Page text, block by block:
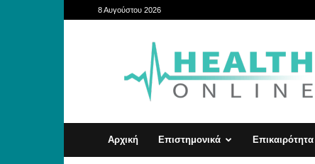
8 Αυγούστου 2026
HealthOnline
Αρχική Επιστημονικά Επικαιρότητα